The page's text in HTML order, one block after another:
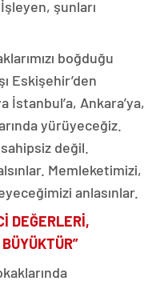
şunları
boğduğu
Eskişehir’den
İstanbul’a, Ankara’ya,
yürüyeceğiz.
değil.
Memleketimizi,
anlasınlar.
DEĞERLERİ,